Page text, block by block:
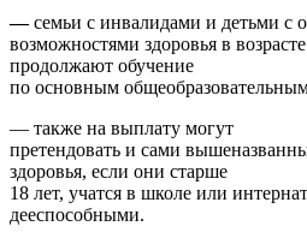
—семьи с инвалидами и детьми с
возможностями здоровья в
продолжают обучение
по основным
— также на выплату могут
претендовать и сами
здоровья, если они старше
18 лет, учатся в школе или
дееспособными.